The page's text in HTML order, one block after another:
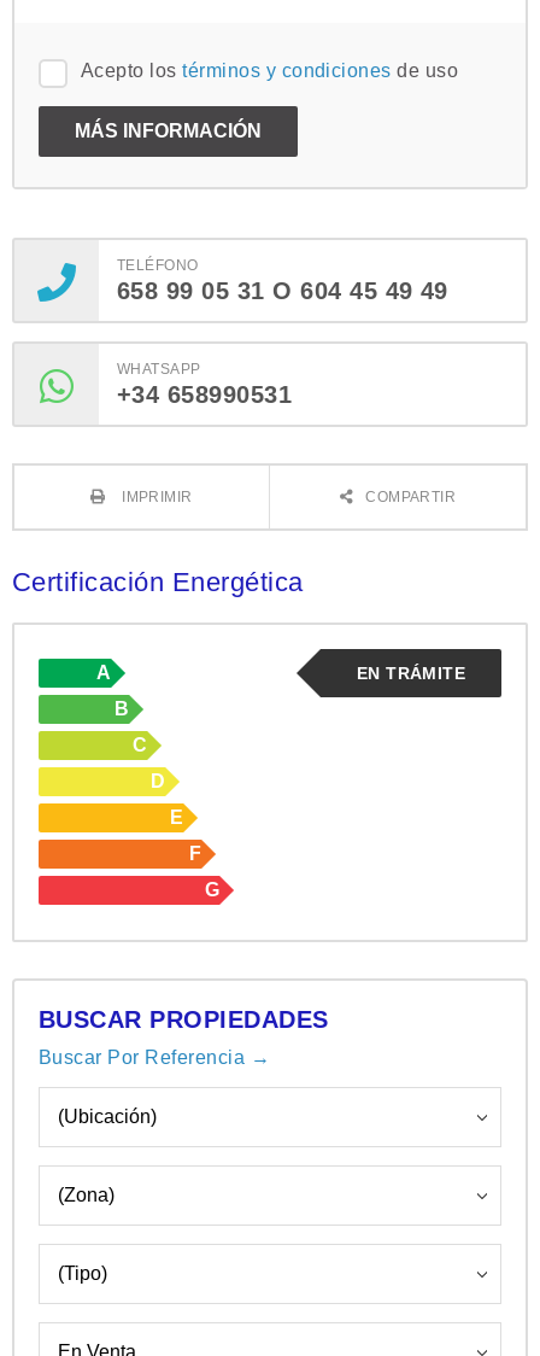
Acepto lostérminos y condiciones de uso
TELÉFONO
658 99 05 31 O 604 45 49 49
WHATSAPP
+34 658990531
IMPRIMIR COMPARTIR
Certificación Energética
EN TRÁMITE
A
B
C
D
E
F
G
BUSCAR PROPIEDADES
Buscar Por Referencia →